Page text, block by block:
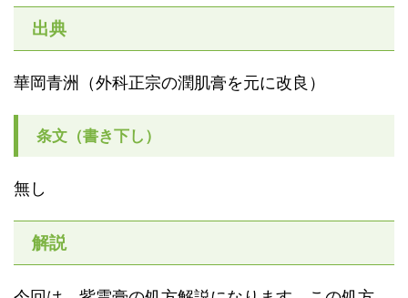
出典
華岡青洲（外科正宗の潤肌膏を元に改良）
条文（書き下し）
無し
解説